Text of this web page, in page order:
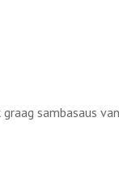
sambasaus